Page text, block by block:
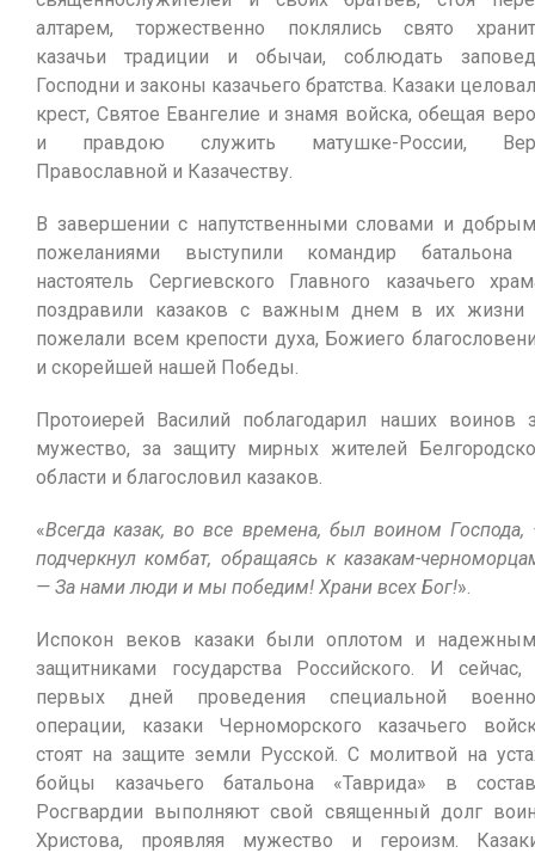
алтарем, торжественно поклялись свято
казачьи традиции и обычаи, соблюдать
Господни и законы казачьего братства. Казаки
крест, Святое Евангелие и знамя войска, обещая
и правдою служить матушке-России,
Православной и Казачеству.
В завершении с напутственными словами и
пожеланиями выступили командир батальона
настоятель Сергиевского Главного казачьего
поздравили казаков с важным днем в их жизни
пожелали всем крепости духа, Божиего
и скорейшей нашей Победы.
Протоиерей Василий поблагодарил наших воинов
мужество, за защиту мирных жителей
области и благословил казаков.
«Всегда казак, во все времена, был воином Господа,
подчеркнул комбат, обращаясь к казакам-
— За нами люди и мы победим! Храни всех Бог!».
Испокон веков казаки были оплотом и
защитниками государства Российского. И сейчас,
первых дней проведения специальной
операции, казаки Черноморского казачьего
стоят на защите земли Русской. С молитвой на
бойцы казачьего батальона «Таврида» в
Росгвардии выполняют свой священный долг
Христова, проявляя мужество и героизм.